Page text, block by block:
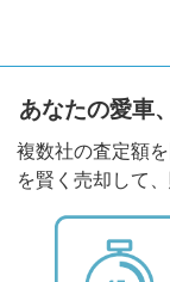
あなたの愛車
複数社の査定額
を賢く売却して